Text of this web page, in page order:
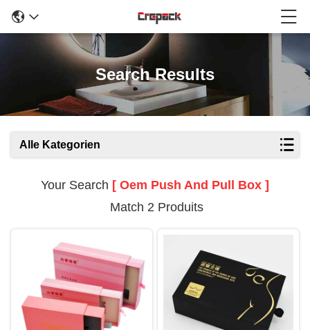
Search Results
Alle Kategorien
Your Search [ Oem Push And Pull Box ]
Match 2 Produits